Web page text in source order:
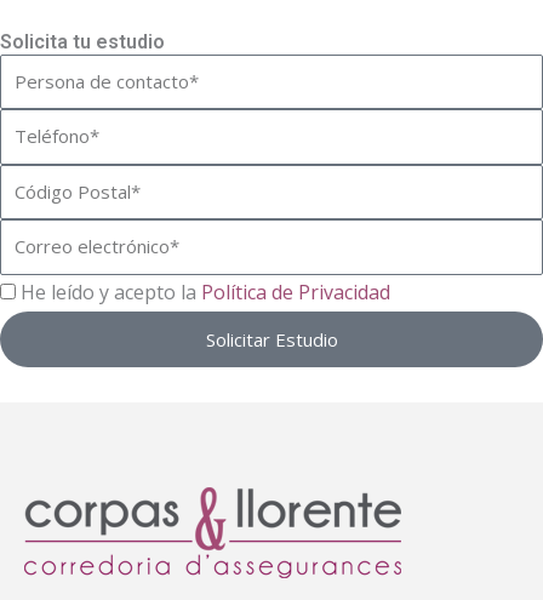
Solicita tu estudio
Nombre
Teléfono
Código
Postal
Correo
electrónico
RGPDHe leído y acepto la Política de Privacidad
Solicitar Estudio